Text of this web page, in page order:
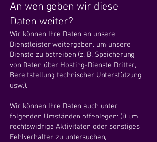
An wen geben wir diese
Daten weiter?
Wir können Ihre Daten an unsere
Dienstleister weitergeben, um unsere
Dienste zu betreiben (z. B. Speicherung
von Daten über Hosting-Dienste Dritter,
Bereitstellung technischer Unterstützung
usw.).
Wir können Ihre Daten auch unter
folgenden Umständen offenlegen: (i) um
rechtswidrige Aktivitäten oder sonstiges
Fehlverhalten zu untersuchen,